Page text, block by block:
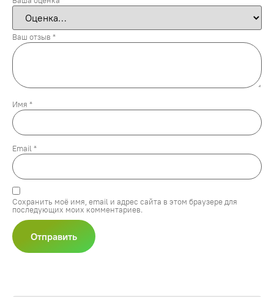
Ваш отзыв *
Имя *
Email *
Сохранить моё имя, email и адрес сайта в этом браузере для
последующих моих комментариев.